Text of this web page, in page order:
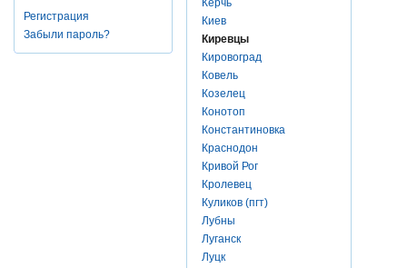
Регистрация
Забыли пароль?
Керчь
Киев
Киревцы
Кировоград
Ковель
Козелец
Конотоп
Константиновка
Краснодон
Кривой Рог
Кролевец
Куликов (пгт)
Лубны
Луганск
Луцк